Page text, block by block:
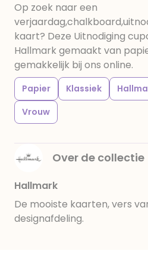
Op zoek naar een
kaart? Deze Uitnodiging
Hallmark gemaakt van
gemakkelijk bij ons online.
Papier Klassiek
Vrouw
Over de collectie
Hallmark
De mooiste kaarten, vers
designafdeling.